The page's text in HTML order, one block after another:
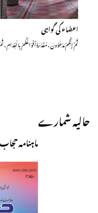
اعضاء کی گواہی
ثُمَّ إِنَّكُمْ مَدْعُوُّونَ ، مُفَدَّمَةً أَفْوَاهُكُمْ بِالْفِدَامِ ، ثُمَّ
حالیہ شمارے
ماہنامہ حجاب